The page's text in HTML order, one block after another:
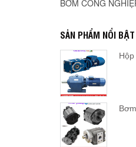
BƠM CÔNG
SẢN PHẨM NỔI BẬT